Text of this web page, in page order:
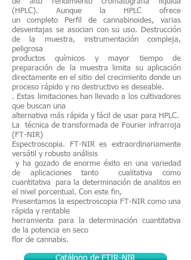
(HPLC). Aunque la HPLC ofrece
un completo
Perfil de cannabinoides, varias
desventajas se asocian con suuso. Destrucción
de la muestra, instrumentación compleja,
peligrosa
productos químicos y mayor tiempo de
preparación de la muestra limita su aplicación
directamente en el sitio del crecimiento donde un
proceso rápido y no destructivo es deseable.
. Estas limitaciones han llevado a los cultivadores
que buscan una
alternativa más rápida y fácil de usar para HPLC.
La técnica de transformada de Fourier infrarroja
(FT-NIR)
Espectroscopia. FT-NIR es extraordinariamente
versátil y robusto análisis
y ha gozado de enorme éxito en una variedad
de aplicaciones tanto cualitativa como
cuantitativa para la determinación de analitos en
el nivel porcentual. Con este fin,
Presentamos la espectroscopia FT-NIR como una
rápida y rentable
herramienta para la determinación cuantitativa
de la potencia en seco
flor de cannabis.
Catálogo de FTIR-NIR